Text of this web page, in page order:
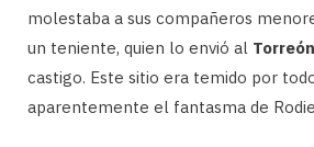
molestaba a sus compañeros
un teniente, quien lo envió al
castigo. Este sitio era temido por
aparentemente el fantasma de